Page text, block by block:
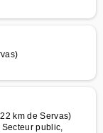
km de Servas)
public,